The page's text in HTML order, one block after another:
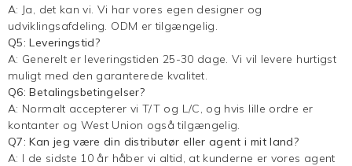
A: Ja, det kan vi. Vi har vores egen designer og
udviklingsafdeling. ODM er tilgængelig.
Q5: Leveringstid?
A: Generelt er leveringstiden 25-30 dage. Vi vil levere hurtigst
muligt med den garanterede kvalitet.
Q6: Betalingsbetingelser?
A: Normalt accepterer vi T/T og L/C, og hvis lille ordre er
kontanter og West Union også tilgængelig.
Q7: Kan jeg være din distributør eller agent i mit land?
A: I de sidste 10 år håber vi altid, at kunderne er vores agent